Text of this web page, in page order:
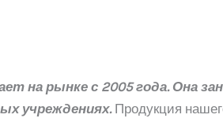
на рынке с 2005 года. Она
учреждениях. Продукция